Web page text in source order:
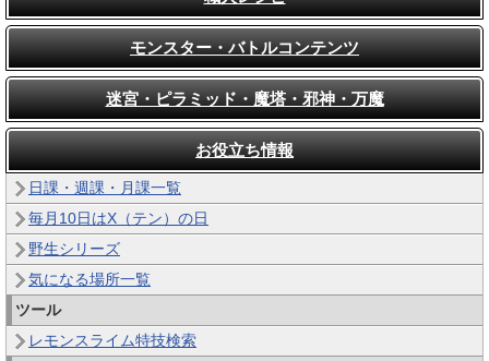
モンスター・バトルコンテンツ
迷宮・ピラミッド・魔塔・邪神・万魔
お役立ち情報
日課・週課・月課一覧
毎月10日はX（テン）の日
野生シリーズ
気になる場所一覧
ツール
レモンスライム特技検索